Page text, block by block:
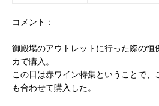
コメント：
御殿場のアウトレットに行った際の恒
カで購入。
この日は赤ワイン特集ということで、
も合わせて購入した。